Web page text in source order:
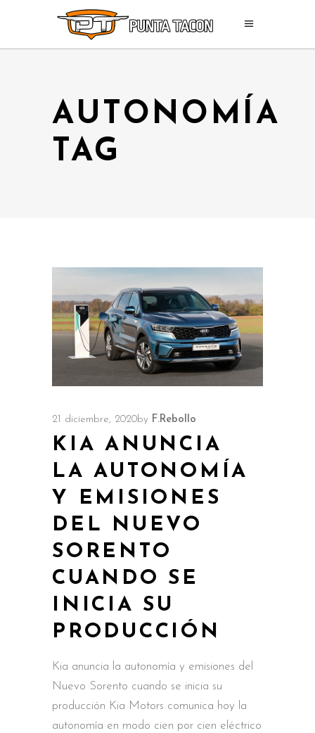
AUTONOMÍA
TAG
21 diciembre, 2020by F.Rebollo
KIA ANUNCIA
LA AUTONOMÍA
Y EMISIONES
DEL NUEVO
SORENTO
CUANDO SE
INICIA SU
PRODUCCIÓN
Kia anuncia la autonomía y emisiones del
Nuevo Sorento cuando se inicia su
producción Kia Motors comunica hoy la
autonomía en modo cien por cien eléctrico